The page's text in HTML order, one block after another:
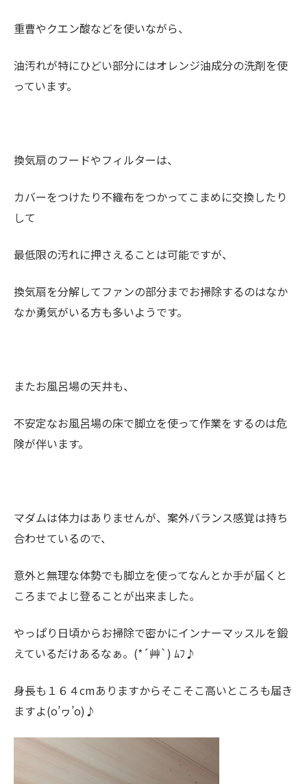
重曹やクエン酸などを使いながら、
油汚れが特にひどい部分にはオレンジ油成分の洗剤を使
っています。
換気扇のフードやフィルターは、
カバーをつけたり不織布をつかってこまめに交換したり
して
最低限の汚れに押さえることは可能ですが、
換気扇を分解してファンの部分までお掃除するのはなか
なか勇気がいる方も多いようです。
またお風呂場の天井も、
不安定なお風呂場の床で脚立を使って作業をするのは危
険が伴います。
マダムは体力はありませんが、案外バランス感覚は持ち
合わせているので、
意外と無理な体勢でも脚立を使ってなんとか手が届くと
ころまでよじ登ることが出来ました。
やっぱり日頃からお掃除で密かにインナーマッスルを鍛
えているだけあるなぁ。(*´艸`) ﾑﾌ♪
身長も１６４cmありますからそこそこ高いところも届き
ますよ(o’ヮ’o)♪